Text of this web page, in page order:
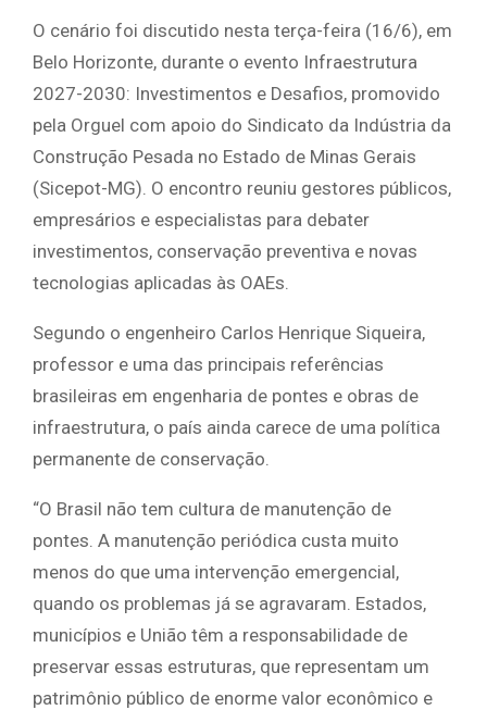
O cenário foi discutido nesta terça-feira (16/6), em
Belo Horizonte, durante o evento Infraestrutura
2027-2030: Investimentos e Desafios, promovido
pela Orguel com apoio do Sindicato da Indústria da
Construção Pesada no Estado de Minas Gerais
(Sicepot-MG). O encontro reuniu gestores públicos,
empresários e especialistas para debater
investimentos, conservação preventiva e novas
tecnologias aplicadas às OAEs.
Segundo o engenheiro Carlos Henrique Siqueira,
professor e uma das principais referências
brasileiras em engenharia de pontes e obras de
infraestrutura, o país ainda carece de uma política
permanente de conservação.
“O Brasil não tem cultura de manutenção de
pontes. A manutenção periódica custa muito
menos do que uma intervenção emergencial,
quando os problemas já se agravaram. Estados,
municípios e União têm a responsabilidade de
preservar essas estruturas, que representam um
patrimônio público de enorme valor econômico e